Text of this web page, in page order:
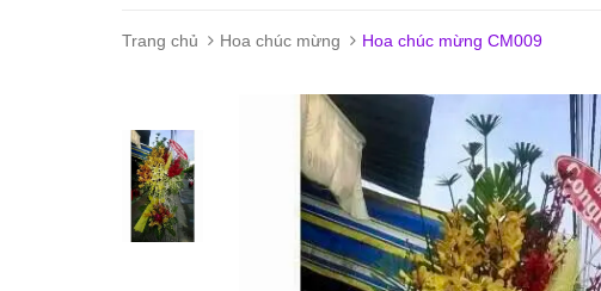
Trang chủ Hoa chúc mừng Hoa chúc mừng CM009